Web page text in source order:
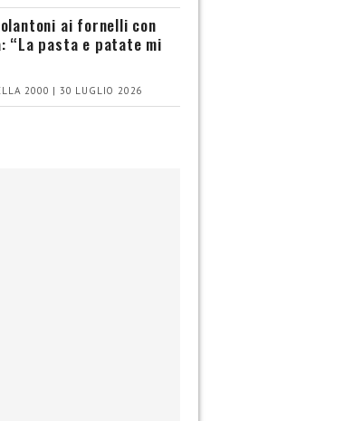
ai fornelli con
“La pasta e patate mi
2000 | 30 LUGLIO 2026